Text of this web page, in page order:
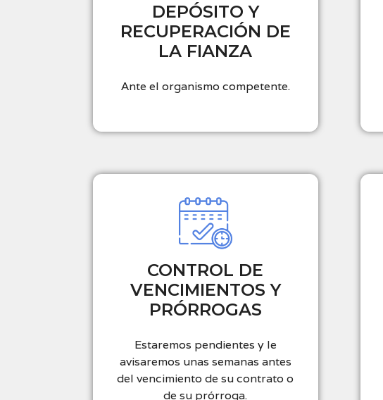
DEPÓSITO Y
RECUPERACIÓN DE
LA FIANZA
Ante el organismo competente.
CONTROL DE
VENCIMIENTOS Y
PRÓRROGAS
Estaremos pendientes y le
avisaremos unas semanas antes
del vencimiento de su contrato o
de su prórroga.